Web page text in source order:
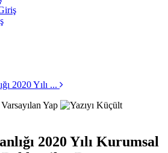
2020 Yılı ...
2020 Yılı Kurumsal